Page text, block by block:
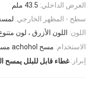
العرض الداخلي: 43.5 ملم
سطح - المظهر الخارجي:
اللون: اللون الأزرق ، لون
الاستخدام: مسح achohol مسح الرطب
إبراز: غطاء قابل للبلل يمسح